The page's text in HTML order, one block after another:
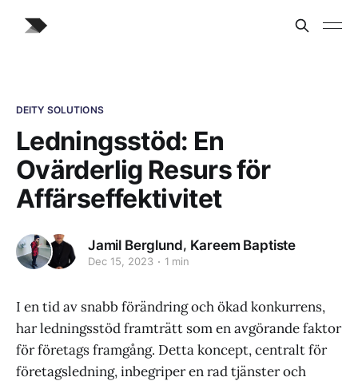
DEITY SOLUTIONS
Ledningsstöd: En
Ovärderlig Resurs för
Affärseffektivitet
Jamil Berglund, Kareem Baptiste
Dec 15, 2023 1 min
I en tid av snabb förändring och ökad konkurrens,
har ledningsstöd framträtt som en avgörande faktor
för företags framgång. Detta koncept, centralt för
företagsledning, inbegriper en rad tjänster och